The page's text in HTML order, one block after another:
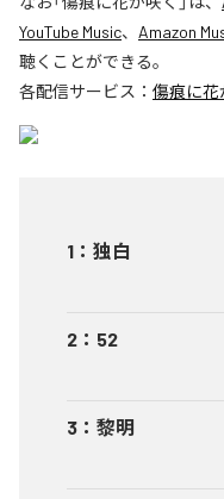
YouTube Music、 Amazon
聴くことができる。
各配信サービス： 傷痕に花
1 ： 独白
2 ： 52
3 ： 黎明